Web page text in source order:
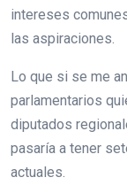
intereses
las aspiraciones.
Lo que si se me
parlamentarios
diputados
pasaría a tener
actuales.